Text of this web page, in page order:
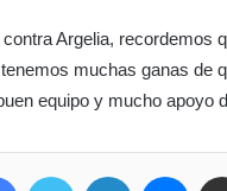
Argelia, recordemos
muchas ganas de
equipo y mucho apoyo